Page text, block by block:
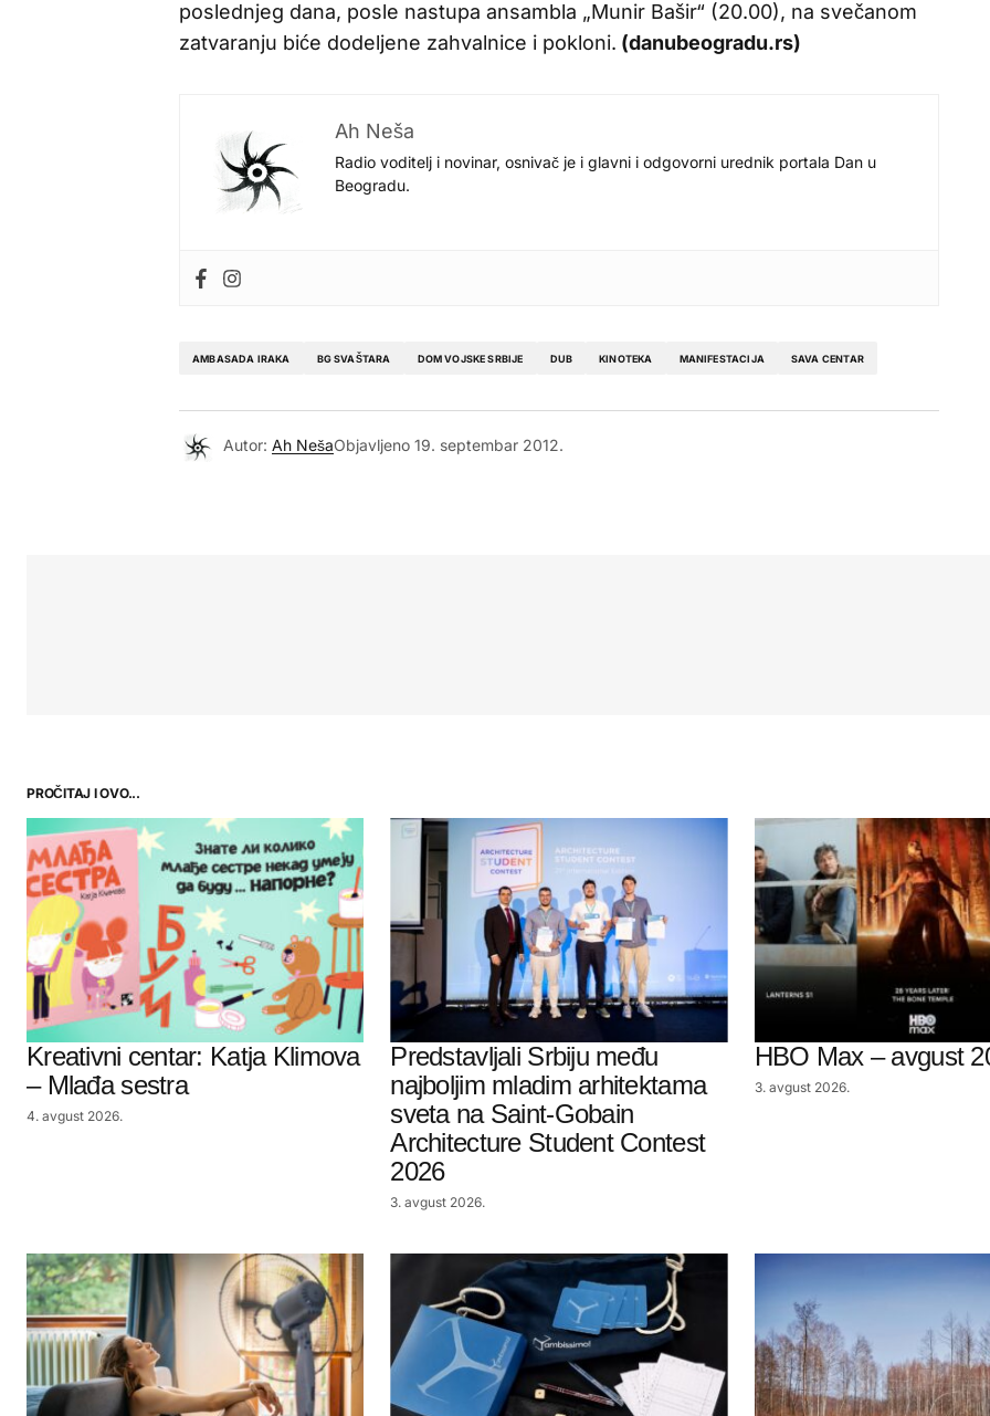
poslednjeg dana, posle nastupa ansambla „Munir Bašir“ (20.00), na svečanom
zatvaranju biće dodeljene zahvalnice i pokloni. (danubeogradu.rs)
Ah Neša
Radio voditelj i novinar, osnivač je i glavni i odgovorni urednik portala Dan u
Beogradu.
AMBASADA IRAKA BG SVAŠTARA DOM VOJSKE SRBIJE DUB KINOTEKA MANIFESTACIJA SAVA CENTAR
Autor: Ah NešaObjavljeno 19. septembar 2012.
PROČITAJ I OVO...
Kreativni centar: Katja Klimova
– Mlađa sestra
4. avgust 2026.
Predstavljali Srbiju među
najboljim mladim arhitektama
sveta na Saint-Gobain
Architecture Student Contest
2026
3. avgust 2026.
HBO Max – avgust
3. avgust 2026.